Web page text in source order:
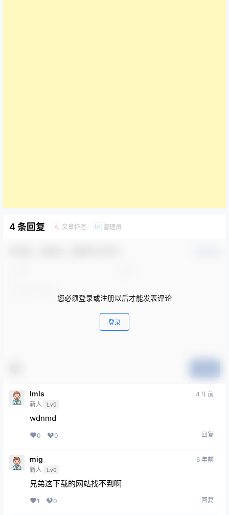
4 条回复 A 文章作者 M 管理员
您必须登录或注册以后才能发表评论
登录
lmls
新人 Lv0
4 年前
wdnmd
0 0 回复
mig
新人 Lv0
6 年前
兄弟这下载的网站找不到啊
1 0 回复